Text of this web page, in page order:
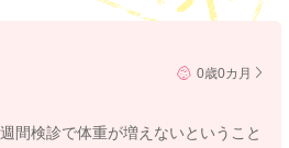
0歳0カ月
間検診で体重が増えないということ